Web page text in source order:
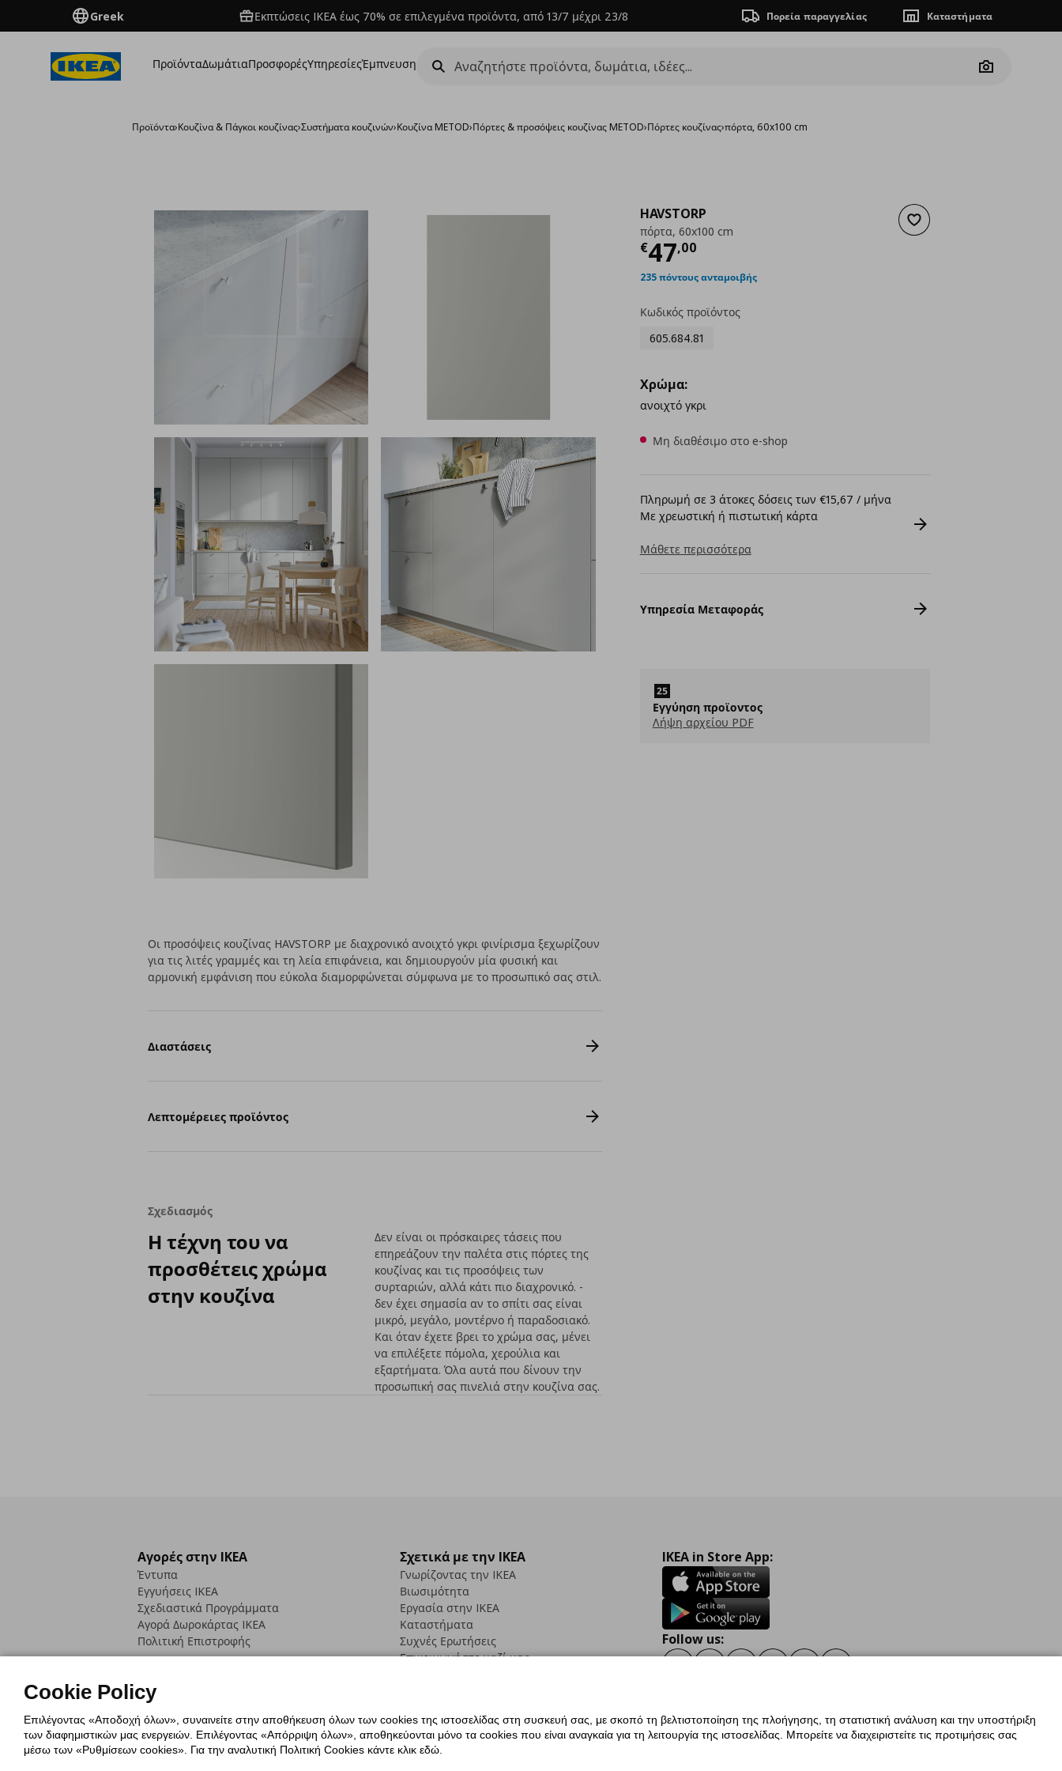
Greek Εκπτώσεις IKEA έως 70% σε επιλεγμένα προϊόντα, από 13/7 μέχρι 23/8 Πορεία παραγγελίας Καταστήματα
ΠροϊόνταΔωμάτιαΠροσφορέςΥπηρεσίεςΈμπνευση
Camera
Προϊόντα›Κουζίνα & Πάγκοι κουζίνας›Συστήματα κουζινών›Κουζίνα METOD›Πόρτες & προσόψεις κουζίνας METOD›Πόρτες κουζίνας›πόρτα, 60x100 cm
Προσθήκη στα αγαπημένα
HAVSTORP
πόρτα, 60x100 cm
€47,00
Τρέχουσα τιμή
235 πόντους ανταμοιβής
Κωδικός προϊόντος
605.684.81
Χρώμα:
ανοιχτό γκρι
Μη διαθέσιμο στο e-shop
Πληρωμή σε 3 άτοκες δόσεις των €15,67 / μήνα
Με χρεωστική ή πιστωτική κάρτα
Μάθετε περισσότερα
Υπηρεσία Μεταφοράς
Εγγύηση προϊοντος
Λήψη αρχείου PDF
Οι προσόψεις κουζίνας HAVSTORP με διαχρονικό ανοιχτό γκρι φινίρισμα ξεχωρίζουν
για τις λιτές γραμμές και τη λεία επιφάνεια, και δημιουργούν μία φυσική και
αρμονική εμφάνιση που εύκολα διαμορφώνεται σύμφωνα με το προσωπικό σας στιλ.
Διαστάσεις
Λεπτομέρειες προϊόντος
Σχεδιασμός
Η τέχνη του να
προσθέτεις χρώμα
στην κουζίνα
Δεν είναι οι πρόσκαιρες τάσεις που
επηρεάζουν την παλέτα στις πόρτες της
κουζίνας και τις προσόψεις των
συρταριών, αλλά κάτι πιο διαχρονικό. -
δεν έχει σημασία αν το σπίτι σας είναι
μικρό, μεγάλο, μοντέρνο ή παραδοσιακό.
Και όταν έχετε βρει το χρώμα σας, μένει
να επιλέξετε πόμολα, χερούλια και
εξαρτήματα. Όλα αυτά που δίνουν την
προσωπική σας πινελιά στην κουζίνα σας.
Αγορές στην IKEA
Έντυπα
Εγγυήσεις IKEA
Σχεδιαστικά Προγράμματα
Αγορά Δωρoκάρτας IKEA
Πολιτική Επιστροφής
Σχετικά με την IKEA
Γνωρίζοντας την IKEA
Βιωσιμότητα
Εργασία στην IKEA
Καταστήματα
Συχνές Ερωτήσεις
Επικοινωνήστε μαζί μας
IKEA in Store App:
Follow us:
Πολιτική Cookies Δήλωση ψηφιακής προσβασιμότητας
Γενική Πολιτική Προσωπικών Δεδομένων
Cookie Policy
Επιλέγοντας «Αποδοχή όλων», συναινείτε στην αποθήκευση όλων των cookies της ιστοσελίδας στη συσκευή σας, με σκοπό τη βελτιστοποίηση της πλοήγησης, τη στατιστική ανάλυση και την υποστήριξη
των διαφημιστικών μας ενεργειών. Επιλέγοντας «Απόρριψη όλων», αποθηκεύονται μόνο τα cookies που είναι αναγκαία για τη λειτουργία της ιστοσελίδας. Μπορείτε να διαχειριστείτε τις προτιμήσεις σας
μέσω των «Ρυθμίσεων cookies». Για την αναλυτική Πολιτική Cookies κάντε κλικ εδώ.